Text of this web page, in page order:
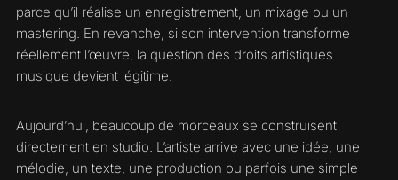
parce qu’il réalise un enregistrement, un mixage ou un
mastering. En revanche, si son intervention transforme
réellement l’œuvre, la question des droits artistiques
musique devient légitime.
Aujourd’hui, beaucoup de morceaux se construisent
directement en studio. L’artiste arrive avec une idée, une
mélodie, un texte, une production ou parfois une simple